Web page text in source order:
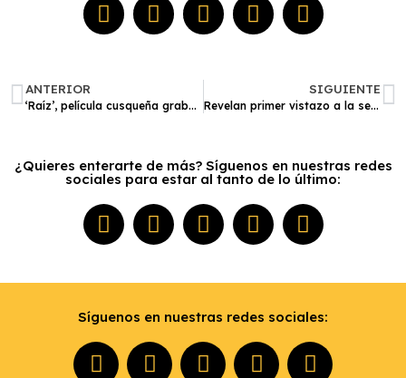
ANTERIOR
‘Raíz’, película cusqueña grabada en quechua, tendrá su estreno mundial en la Berlinale 2024
SIGUIENTE
Revelan primer vistazo a la serie dramática ‘The New Look’, basada en la vida de Christian Dior
¿Quieres enterarte de más? Síguenos en nuestras redes
sociales para estar al tanto de lo último:
Síguenos en nuestras redes sociales: